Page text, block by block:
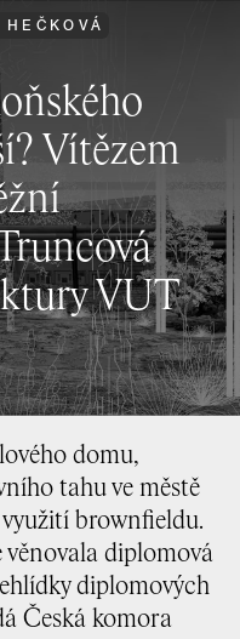
Vítězem
VUT
domu,
tahu ve městě
brownfieldu.
diplomová
diplomových
Česká komora